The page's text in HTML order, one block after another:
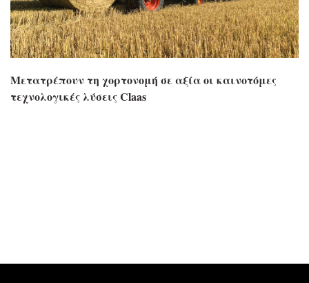
Μετατρέπουν τη χορτονομή σε αξία οι καινοτόμες
τεχνολογικές λύσεις Claas